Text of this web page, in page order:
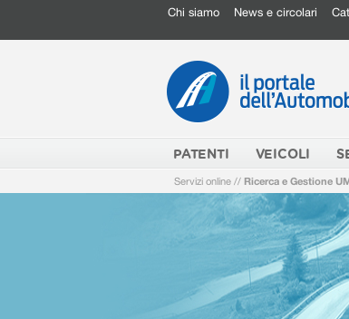
Chi siamo News e circolari
PATENTI VEICOLI
Servizi online // Ricerca e Gestione